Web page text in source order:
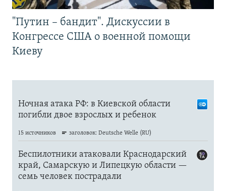
"Путин – бандит". Дискуссии в
Конгрессе США о военной помощи
Киеву